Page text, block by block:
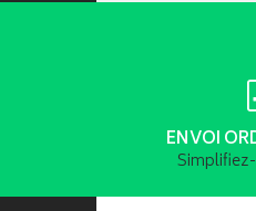
ENVOI